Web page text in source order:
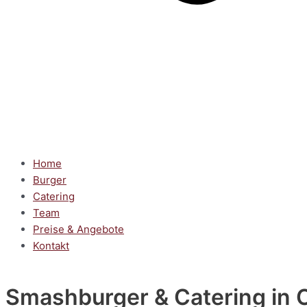
Home
Burger
Catering
Team
Preise & Angebote
Kontakt
Smashburger & Catering in